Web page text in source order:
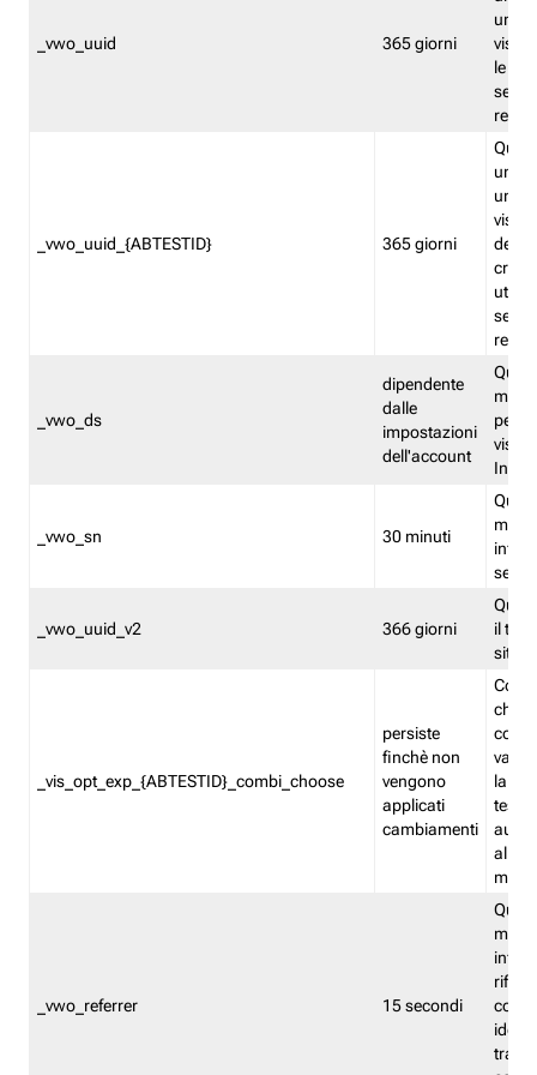
_vwo_uuid 365 giorni
le
_vwo_uuid_{ABTESTID} 365 giorni
un
del
_vwo_ds
dipendente
dalle
impostazioni
dell'account
_vwo_sn 30 minuti
_vwo_uuid_v2 366 giorni
il
sito
_vis_opt_exp_{ABTESTID}_combi_choose
persiste
finchè non
vengono
applicati
cambiamenti
che
la
test.
_vwo_referrer 15 secondi